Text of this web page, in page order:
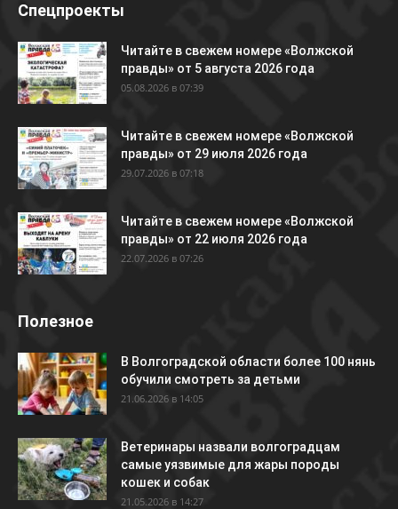
Спецпроекты
Читайте в свежем номере «Волжской
правды» от 5 августа 2026 года
05.08.2026 в 07:39
Читайте в свежем номере «Волжской
правды» от 29 июля 2026 года
29.07.2026 в 07:18
Читайте в свежем номере «Волжской
правды» от 22 июля 2026 года
22.07.2026 в 07:26
Полезное
В Волгоградской области более 100 нянь
обучили смотреть за детьми
21.06.2026 в 14:05
Ветеринары назвали волгоградцам
самые уязвимые для жары породы
кошек и собак
21.05.2026 в 14:27